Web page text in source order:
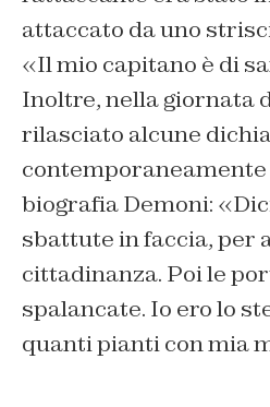
attaccato da uno
«Il mio capitano è di
Inoltre, nella giornata
rilasciato alcune
biografia Demoni:
sbattute in faccia, per
cittadinanza. Poi le
spalancate. Io ero lo
quanti pianti con mia